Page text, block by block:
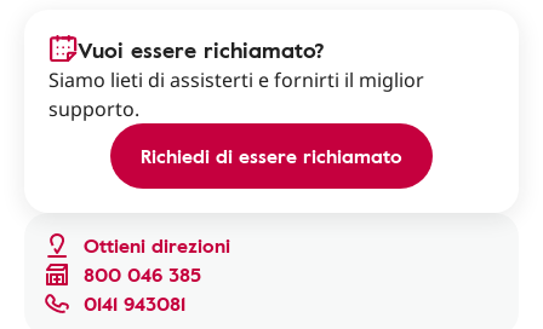
Ottieni direzioni
800 046 385
0141 943081
Vuoi essere richiamato?
Siamo lieti di assisterti e fornirti il miglior
supporto.
Richiedi di essere richiamato